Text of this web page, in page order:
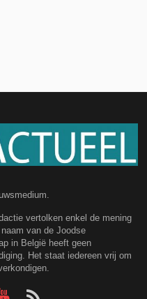
vertolken enkel de mening
van de Joodse
in België heeft geen
Het staat iedereen vrij om